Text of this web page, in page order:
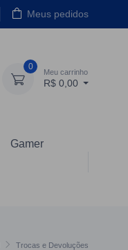
Meus pedidos
0
Meu carrinho
R$ 0,00
Gamer
Trocas e Devoluções